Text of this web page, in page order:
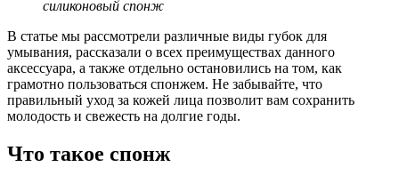
силиконовый спонж
В статье мы рассмотрели различные виды губок для
умывания, рассказали о всех преимуществах данного
аксессуара, а также отдельно остановились на том, как
грамотно пользоваться спонжем. Не забывайте, что
правильный уход за кожей лица позволит вам сохранить
молодость и свежесть на долгие годы.
Что такое спонж